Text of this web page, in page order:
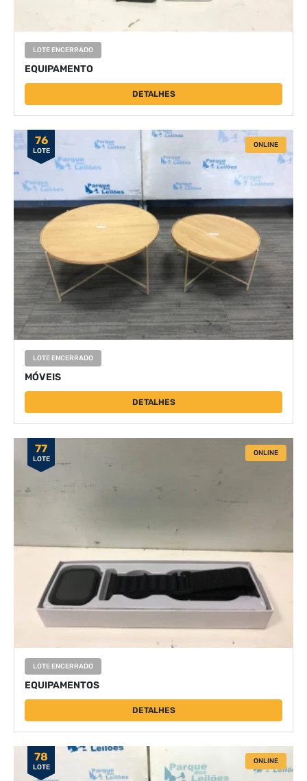
LOTE ENCERRADO
EQUIPAMENTO
DETALHES
76
LOTE
ONLINE
LOTE ENCERRADO
MÓVEIS
DETALHES
77
LOTE
ONLINE
LOTE ENCERRADO
EQUIPAMENTOS
DETALHES
78
LOTE
ONLINE